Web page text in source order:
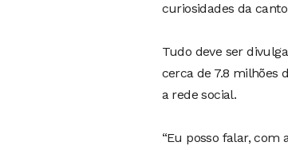
curiosidades da
Tudo deve ser
cerca de 7.8 milhões
a rede social.
“Eu posso falar,